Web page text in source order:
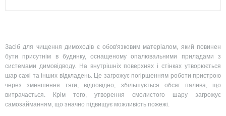
Засіб для чищення димоходів є обов'язковим матеріалом, який повинен
бути присутнім в будинку, оснащеному опалювальними приладами з
системами димовідводу. На внутрішніх поверхнях і стінках утворюється
шар сажі та інших відкладень. Це загрожує погіршенням роботи пристрою
через зменшення тяги, відповідно, збільшується обсяг палива, що
витрачається. Крім того, утворення смолистого шару загрожує
самозайманням, що значно підвищує можливість пожежі.